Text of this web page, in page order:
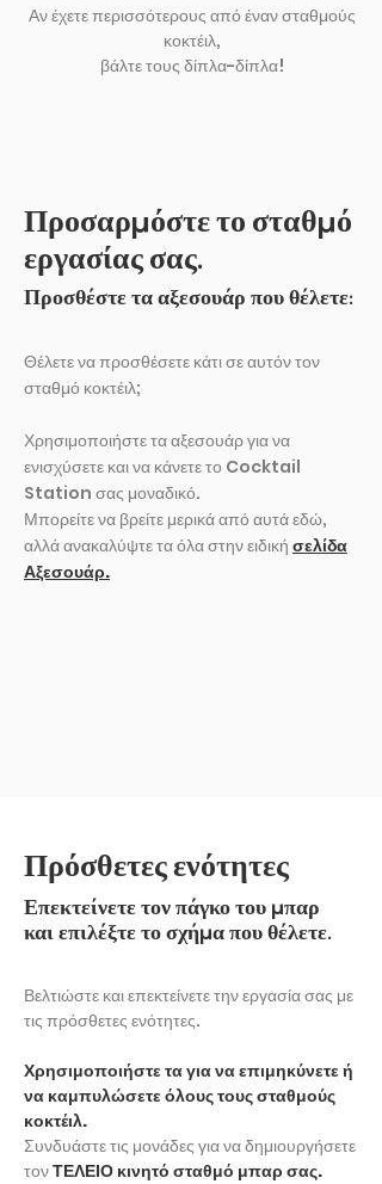
Αν έχετε περισσότερους από έναν σταθμούς
κοκτέιλ,
βάλτε τους δίπλα-δίπλα!
Προσαρμόστε το σταθμό
εργασίας σας.
Προσθέστε τα αξεσουάρ που θέλετε:
Θέλετε να προσθέσετε κάτι σε αυτόν τον
σταθμό κοκτέιλ;
Χρησιμοποιήστε τα αξεσουάρ για να
ενισχύσετε και να κάνετε το Cocktail
Station σας μοναδικό.
Μπορείτε να βρείτε μερικά από αυτά εδώ,
αλλά ανακαλύψτε τα όλα στην ειδική σελίδα
Αξεσουάρ.
Πρόσθετες ενότητες
Επεκτείνετε τον πάγκο του μπαρ
και επιλέξτε το σχήμα που θέλετε.
Βελτιώστε και επεκτείνετε την εργασία σας με
τις πρόσθετες ενότητες.
Χρησιμοποιήστε τα για να επιμηκύνετε ή
να καμπυλώσετε όλους τους σταθμούς
κοκτέιλ.
Συνδυάστε τις μονάδες για να δημιουργήσετε
τονΤΕΛΕΙΟ κινητό σταθμό μπαρ σας.